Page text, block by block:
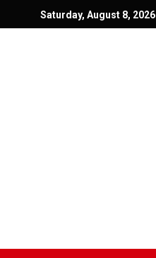
Saturday, August 8, 2026